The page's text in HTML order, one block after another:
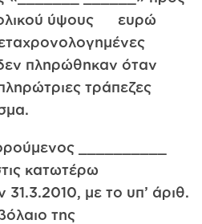
ύψους ευρώ
πληρώθηκαν όταν
τράπεζες
__________
κατωτέρω
31.3.2010, με το υπ’ άριθ.
της